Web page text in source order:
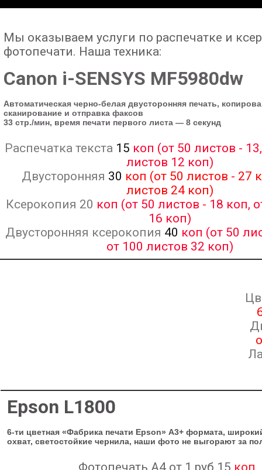
Мы оказываем услуги по распечатке и
фотопечати. Наша техника:
Canon i-SENSYS MF5980dw
Автоматическая черно-белая двусторонняя печать,
сканирование и отправка факсов
33 стр./мин, время печати первого листа — 8 секунд
Распечатка текста 15 коп (от 50 листов -
листов 12 коп)
Двусторонняя 30 коп (от 50 листов - 27
листов 24 коп)
Ксерокопия 20 коп (от 50 листов - 18 коп,
16 коп)
Двусторонняя ксерокопия 40 коп (от 50
от 100 листов 32 коп)
Epson L1800
6-ти цветная «Фабрика печати Epson» А3+ формата,
охват, светостойкие чернила, наши фото не выгорают за
Фотопечать А4 от 1 руб 15 коп.